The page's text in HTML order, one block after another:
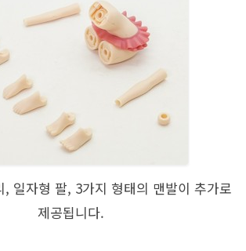
, 일자형 팔, 3가지 형태의 맨발이 추가로
제공됩니다.